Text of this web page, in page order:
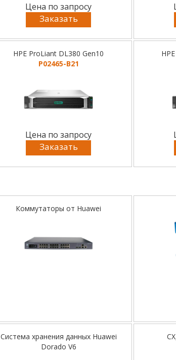
Цена по запросу
Заказать
HPE ProLiant DL380 Gen10
P02465-B21
Цена по запросу
Заказать
Коммутаторы от Huawei
Система хранения данных Huawei
Dorado V6